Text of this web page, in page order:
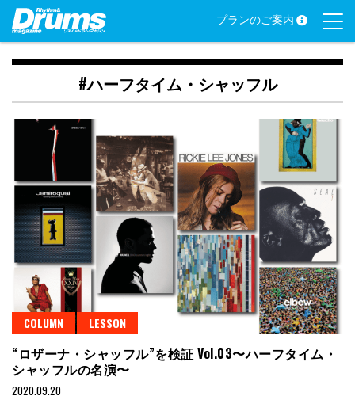
Skip
content
プランのご案内
#ハーフタイム・シャッフル
COLUMN LESSON
“ロザーナ・シャッフル”を検証 Vol.03〜ハーフタイム・
シャッフルの名演〜
2020.09.20